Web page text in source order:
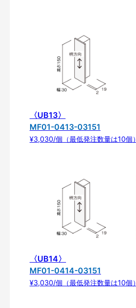
〈UB13〉
MF01-0413-03151
¥3,030/個（最低発注数量は10個）
〈UB14〉
MF01-0414-03151
¥3,030/個（最低発注数量は10個）